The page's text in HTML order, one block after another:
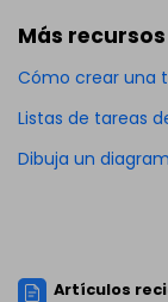
Más recursos
Cómo crear una
Listas de tareas
Dibuja un
Artículos